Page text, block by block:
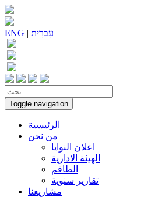
ENG | עִברִית
Toggle navigation
الرئيسية
من نحن
اعلان النوايا
الهيئة الادارية
الطاقم
تقارير سنوية
مشاريعنا